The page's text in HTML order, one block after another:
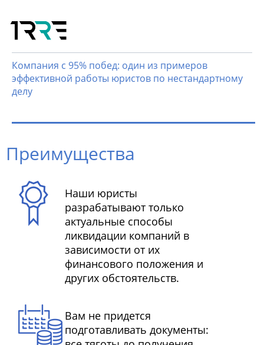
Компания с 95% побед: один из примеров
эффективной работы юристов по нестандартному
делу
Преимущества
Наши юристы
разрабатывают только
актуальные способы
ликвидации компаний в
зависимости от их
финансового положения и
других обстоятельств.
Вам не придется
подготавливать документы: